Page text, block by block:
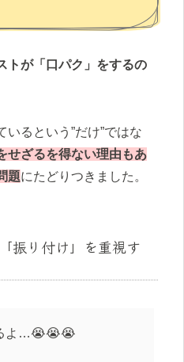
トが「口パク」をするの
いるという”だけ”ではな
せざるを得ない理由もあ
題にたどりつきました。
振り付け」を重視す
よ…😭😭😭